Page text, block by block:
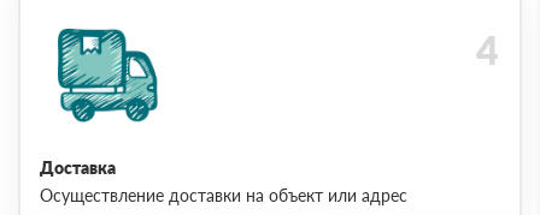
Доставка
Осуществление доставки на объект или адрес